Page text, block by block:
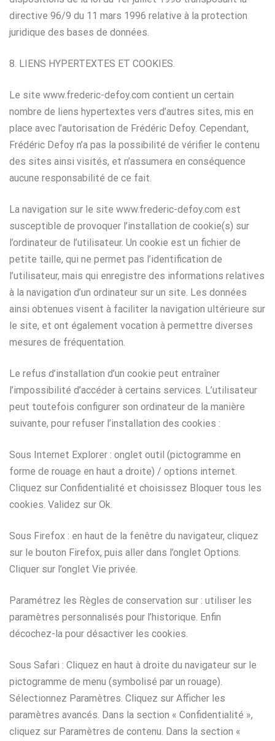
directive 96/9 du 11 mars 1996 relative à la protection
juridique des bases de données.
8. LIENS HYPERTEXTES ET COOKIES.
Le site www.frederic-defoy.com contient un certain
nombre de liens hypertextes vers d’autres sites, mis en
place avec l’autorisation de Frédéric Defoy. Cependant,
Frédéric Defoy n’a pas la possibilité de vérifier le contenu
des sites ainsi visités, et n’assumera en conséquence
aucune responsabilité de ce fait.
La navigation sur le site www.frederic-defoy.com est
susceptible de provoquer l’installation de cookie(s) sur
l’ordinateur de l’utilisateur. Un cookie est un fichier de
petite taille, qui ne permet pas l’identification de
l’utilisateur, mais qui enregistre des informations relatives
à la navigation d’un ordinateur sur un site. Les données
ainsi obtenues visent à faciliter la navigation ultérieure sur
le site, et ont également vocation à permettre diverses
mesures de fréquentation.
Le refus d’installation d’un cookie peut entraîner
l’impossibilité d’accéder à certains services. L’utilisateur
peut toutefois configurer son ordinateur de la manière
suivante, pour refuser l’installation des cookies :
Sous Internet Explorer : onglet outil (pictogramme en
forme de rouage en haut a droite) / options internet.
Cliquez sur Confidentialité et choisissez Bloquer tous les
cookies. Validez sur Ok.
Sous Firefox : en haut de la fenêtre du navigateur, cliquez
sur le bouton Firefox, puis aller dans l’onglet Options.
Cliquer sur l’onglet Vie privée.
Paramétrez les Règles de conservation sur : utiliser les
paramètres personnalisés pour l’historique. Enfin
décochez-la pour désactiver les cookies.
Sous Safari : Cliquez en haut à droite du navigateur sur le
pictogramme de menu (symbolisé par un rouage).
Sélectionnez Paramètres. Cliquez sur Afficher les
paramètres avancés. Dans la section « Confidentialité »,
cliquez sur Paramètres de contenu. Dans la section «